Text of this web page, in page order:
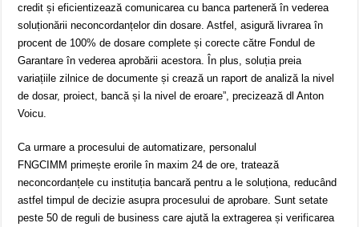
credit și eficientizează comunicarea cu banca parteneră în vederea
soluționării neconcordanțelor din dosare. Astfel, asigură livrarea în
procent de 100% de dosare complete și corecte către Fondul de
Garantare în vederea aprobării acestora. În plus, soluția preia
variațiile zilnice de documente și crează un raport de analiză la nivel
de dosar, proiect, bancă și la nivel de eroare”, precizează dl Anton
Voicu.
Ca urmare a procesului de automatizare, personalul
FNGCIMM primește erorile în maxim 24 de ore, tratează
neconcordanțele cu instituția bancară pentru a le soluționa, reducând
astfel timpul de decizie asupra procesului de aprobare. Sunt setate
peste 50 de reguli de business care ajută la extragerea și verificarea